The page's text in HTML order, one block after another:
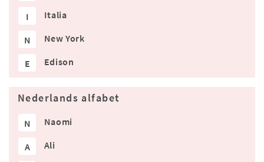
I Italia
N New York
E Edison
Nederlands alfabet
N Naomi
A Ali